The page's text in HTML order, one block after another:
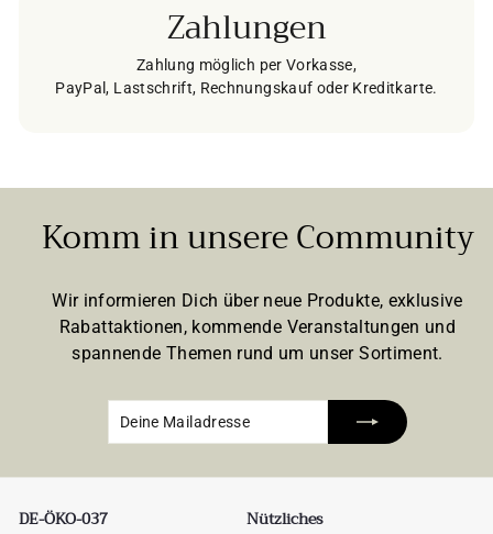
Zahlungen
Zahlung möglich per Vorkasse,
PayPal, Lastschrift, Rechnungskauf oder Kreditkarte.
Komm in unsere Community
Wir informieren Dich über neue Produkte, exklusive
Rabattaktionen, kommende Veranstaltungen und
spannende Themen rund um unser Sortiment.
DE-ÖKO-037 Nützliches